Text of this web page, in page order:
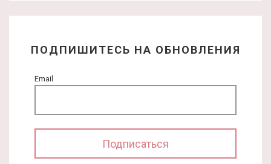
ПОДПИШИТЕСЬ НА ОБНОВЛЕНИЯ
Email